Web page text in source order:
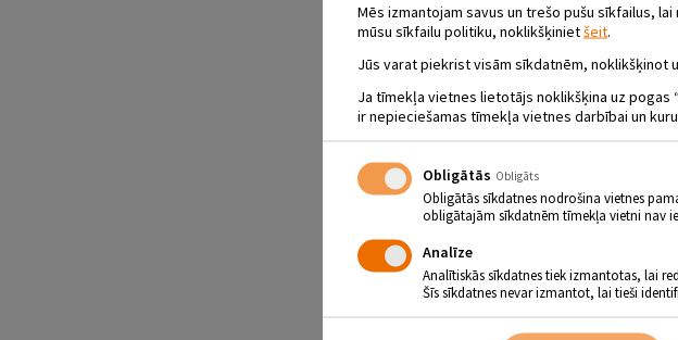
Mēs izmantojam savus un trešo pušu sīkfailus,
mūsu sīkfailu politiku, noklikšķinietšeit.
Jūs varat piekrist visām sīkdatnēm, noklikšķinot
Ja tīmekļa vietnes lietotājs noklikšķina uz
ir nepieciešamas tīmekļa vietnes darbībai un
Obligātās Obligāts
Obligātās sīkdatnes nodrošina vietnes
obligātajām sīkdatnēm tīmekļa vietni nav
Analīze
Analītiskās sīkdatnes tiek izmantotas, lai
Šīs sīkdatnes nevar izmantot, lai tieši